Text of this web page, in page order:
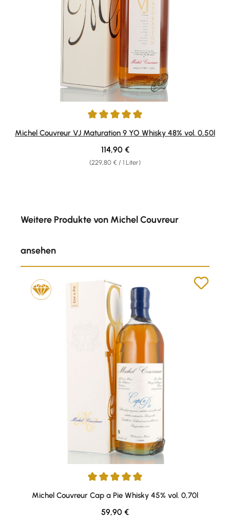
Durchschnittliche Bewertung von 5 von 5 Sternen
Michel Couvreur VJ Maturation 9 YO Whisky 48% vol. 0,50l
(229,80 € / 1 Liter)
Regulärer Preis:
114,90 €
Weitere Produkte von Michel Couvreur
ansehen
Durchschnittliche Bewertung von 5 von 5 Sternen
Michel Couvreur Cap a Pie Whisky 45% vol. 0,70l
Regulärer Preis:
59,90 €